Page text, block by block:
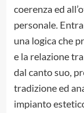
coerenza ed
personale.
una logica che
e la relazione
dal canto suo,
tradizione ed
impianto